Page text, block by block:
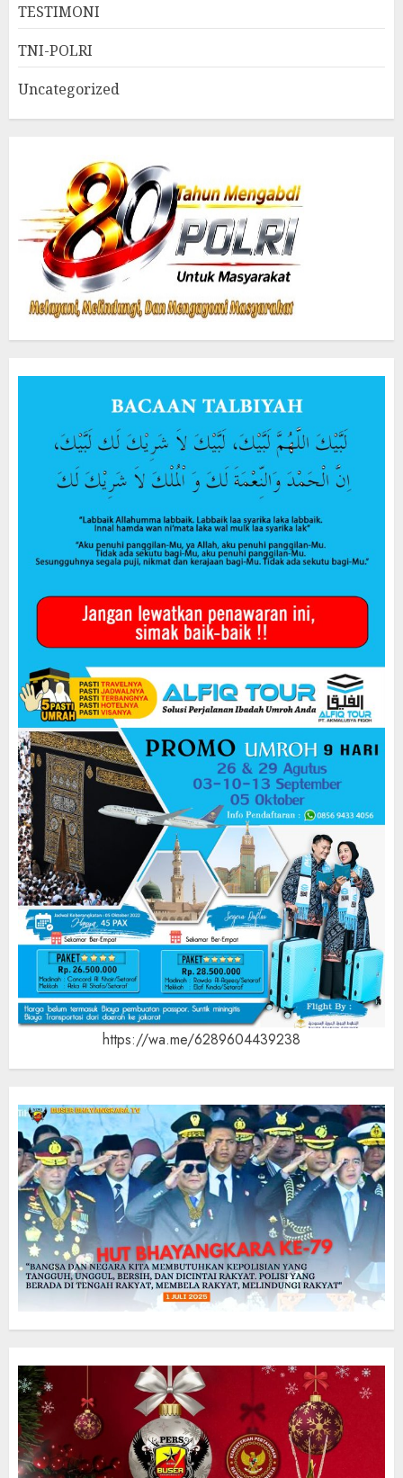
TESTIMONI
TNI-POLRI
Uncategorized
https://wa.me/6289604439238